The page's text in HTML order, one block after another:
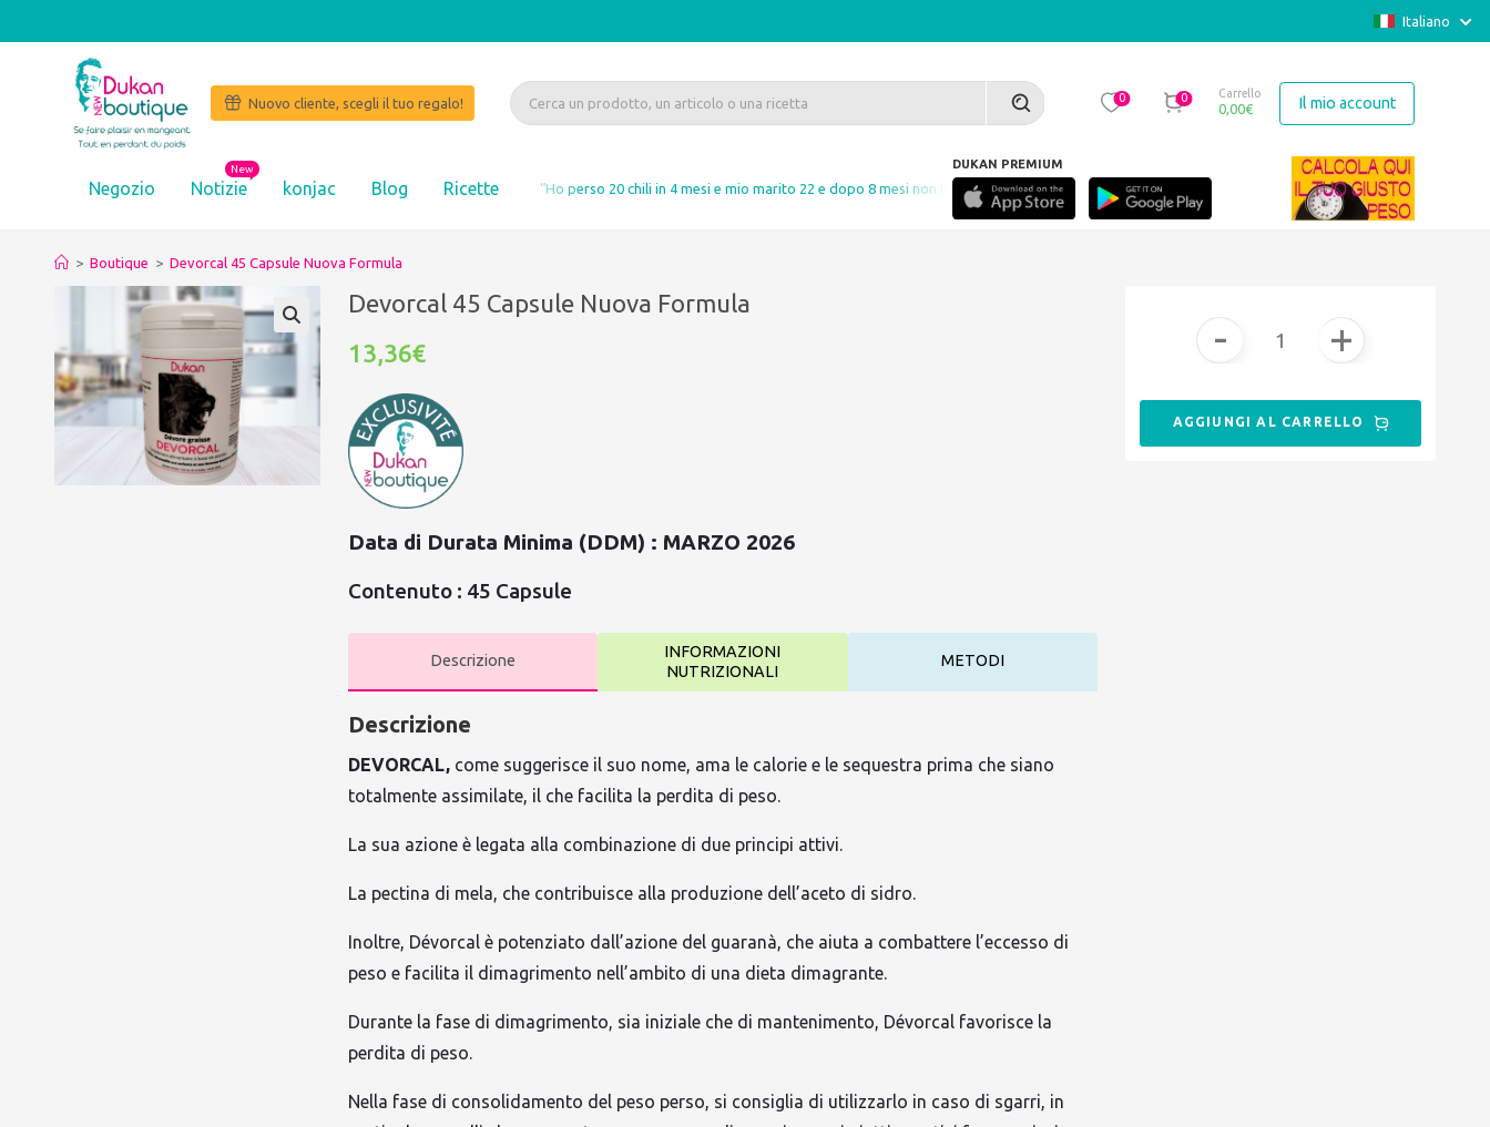
Italiano
Nuovo cliente, scegli il tuo regalo! 0 0 Carrello
0,00€ Il mio account
Negozio Notizie
New
konjac Blog Ricette“Ho perso 20 chili in 4 mesi e mio marito 22 e dopo 8 mesi non ho ripreso nulla”. Martine Volle MAUBEC
DUKAN PREMIUM
> Boutique > Devorcal 45 Capsule Nuova Formula
Devorcal 45 Capsule Nuova Formula
13,36€
Data di Durata Minima (DDM) : MARZO 2026
Contenuto : 45 Capsule
Descrizione
INFORMAZIONI
NUTRIZIONALI
METODI
Descrizione
DEVORCAL, come suggerisce il suo nome, ama le calorie e le sequestra prima che siano
totalmente assimilate, il che facilita la perdita di peso.
La sua azione è legata alla combinazione di due principi attivi.
La pectina di mela, che contribuisce alla produzione dell’aceto di sidro.
Inoltre, Dévorcal è potenziato dall’azione del guaranà, che aiuta a combattere l’eccesso di
peso e facilita il dimagrimento nell’ambito di una dieta dimagrante.
Durante la fase di dimagrimento, sia iniziale che di mantenimento, Dévorcal favorisce la
perdita di peso.
Nella fase di consolidamento del peso perso, si consiglia di utilizzarlo in caso di sgarri, in
- +
AGGIUNGI AL CARRELLO